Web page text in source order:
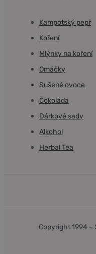
Kampotský pepř
Koření
Mlýnky na koření
Omáčky
Sušené ovoce
Čokoláda
Dárkové sady
Alkohol
Herbal Tea
Copyright 1994 –